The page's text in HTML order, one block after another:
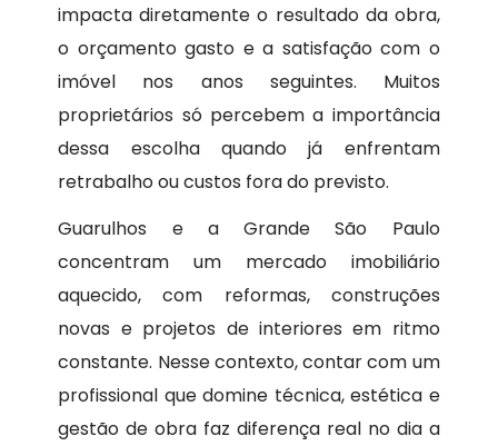
impacta diretamente o resultado da obra,
o orçamento gasto e a satisfação com o
imóvel nos anos seguintes. Muitos
proprietários só percebem a importância
dessa escolha quando já enfrentam
retrabalho ou custos fora do previsto.
Guarulhos e a Grande São Paulo
concentram um mercado imobiliário
aquecido, com reformas, construções
novas e projetos de interiores em ritmo
constante. Nesse contexto, contar com um
profissional que domine técnica, estética e
gestão de obra faz diferença real no dia a